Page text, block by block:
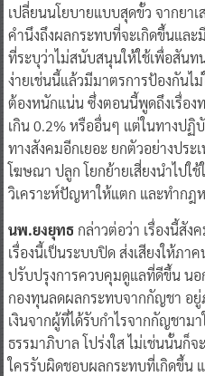
เปลี่ยนนโยบายแบบสุดขั้ว จากยา
คำนึงถึงผลกระทบที่จะเกิดขึ้นแล
ที่ระบุว่าไม่สนับสนุนให้ใช้เพื่อสันท
ง่ายเช่นนี้แล้วมีมาตรการป้องกันไ
ต้องหนักแน่น ซึ่งตอนนี้พูดถึงเรื่อง
เกิน 0.2% หรืออื่นๆ แต่ในทางปฏิ
ทางสังคมอีกเยอะ ยกตัวอย่างปร
โฆษณา ปลูก โยกย้ายเสี่ยงนำไปใ
วิเคราะห์ปัญหาให้แตก และทำกฎ
นพ.ยงยุทธกล่าวต่อว่า เรื่องนี้สัง
เรื่องนี้เป็นระบบปิด ส่งเสียงให้ภา
ปรับปรุงการควบคุมดูแลที่ดีขึ้น นอ
กองทุนลดผลกระทบจากกัญชา อ
เงินจากผู้ที่ได้รับกำไรจากกัญชาม
ธรรมาภิบาล โปร่งใส ไม่เช่นนั้นก็
ใครรับผิดชอบผลกระทบที่เกิดขึ้น